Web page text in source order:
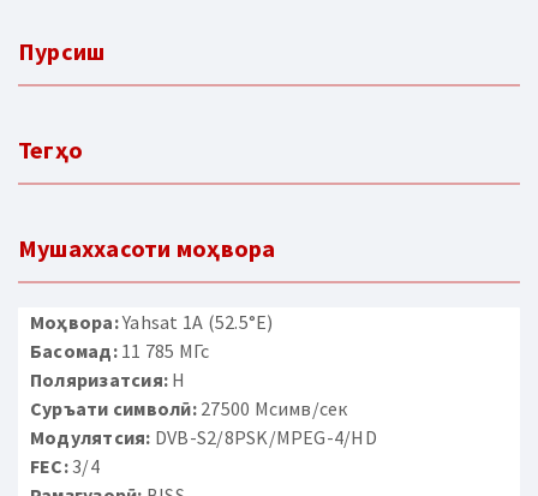
Пурсиш
Тегҳо
Мушаххасоти моҳвора
Моҳвора:Yahsat 1A (52.5°E)
Басомад:11 785 МГс
Поляризатсия: H
Суръати символӣ:27500 Мсимв/сек
Модулятсия: DVB-S2/8PSK/MPEG-4/HD
FEC:3/4